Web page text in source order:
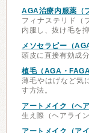
AGA治療内服薬（
フィナステリド（
内服し、抜け毛を
メソセラピー（
頭皮に直接有効成
植毛（AGA・FAGA
薄毛やはげなど気
す方法。
アートメイク（ヘア
生え際（ヘアライ
アートメイク（アイ